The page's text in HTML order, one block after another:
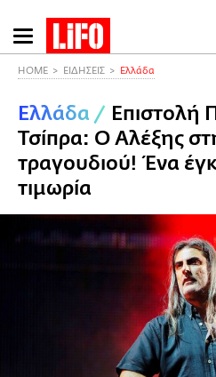
Παράκαμψη
προς
περιεχόμενο
HOME ΕΙΔΗΣΕΙΣ Ελλάδα
Ελλάδα / Επιστολή
Τσίπρα: Ο Αλέξης
τραγουδιού! Ένα
τιμωρία